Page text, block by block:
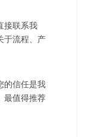
接联系我
于流程、产
的信任是我
最值得推荐